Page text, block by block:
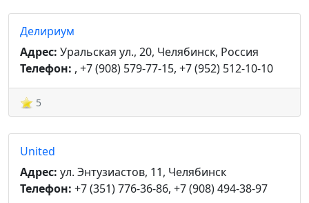
Делириум
Адрес: Уральская ул., 20, Челябинск, Россия
Телефон: , +7 (908) 579-77-15, +7 (952) 512-10-10
5
United
Адрес: ул. Энтузиастов, 11, Челябинск
Телефон: +7 (351) 776-36-86, +7 (908) 494-38-97